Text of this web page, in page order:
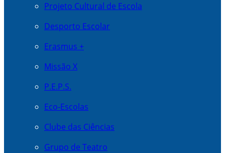
Projeto Cultural de Escola
Desporto Escolar
Erasmus +
Missão X
P.E.P.S.
Eco-Escolas
Clube das Ciências
Grupo de Teatro